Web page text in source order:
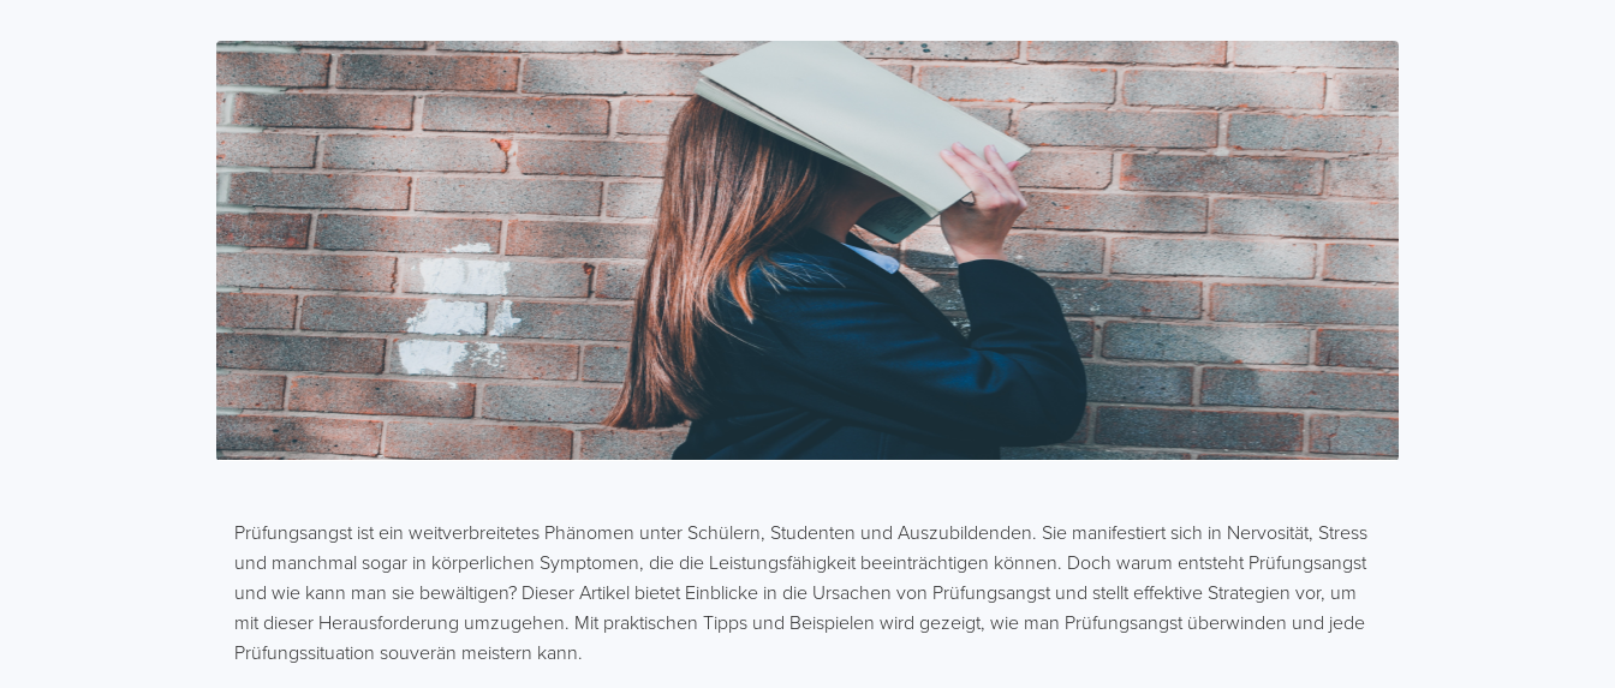
Prüfungsangst ist ein weitverbreitetes Phänomen unter Schülern, Studenten und Auszubildenden. Sie manifestiert sich in Nervosität, Stress
und manchmal sogar in körperlichen Symptomen, die die Leistungsfähigkeit beeinträchtigen können. Doch warum entsteht Prüfungsangst
und wie kann man sie bewältigen? Dieser Artikel bietet Einblicke in die Ursachen von Prüfungsangst und stellt effektive Strategien vor, um
mit dieser Herausforderung umzugehen. Mit praktischen Tipps und Beispielen wird gezeigt, wie man Prüfungsangst überwinden und jede
Prüfungssituation souverän meistern kann.